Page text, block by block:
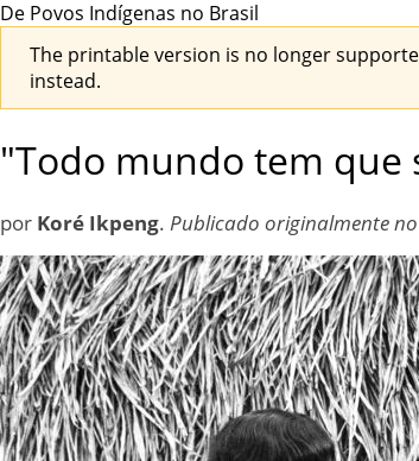
De Povos Indígenas no Brasil
The printable version is no longer
instead.
"Todo mundo tem que
por Koré Ikpeng. Publicado originalmente